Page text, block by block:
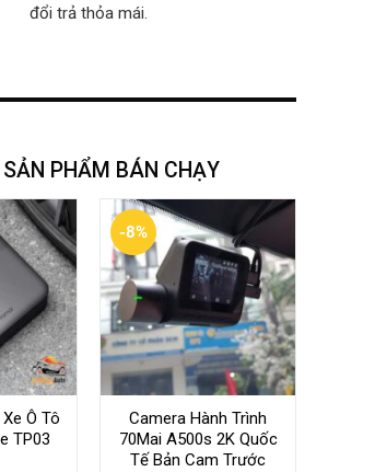
đổi trả thỏa mái.
PHẨM BÁN CHẠY
Ô Tô
TP03
-8%
Camera Hành Trình
70Mai A500s 2K Quốc
Tế Bản Cam Trước